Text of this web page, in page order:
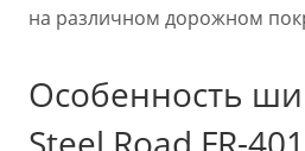
на различном дорожном
Особенность